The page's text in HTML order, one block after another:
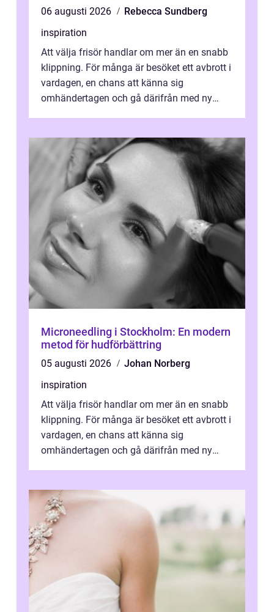
06 augusti 2026
Rebecca Sundberg
inspiration
Att välja frisör handlar om mer än en snabb
klippning. För många är besöket ett avbrott i
vardagen, en chans att känna sig
omhändertagen och gå därifrån med ny
Microneedling i Stockholm: En modern
metod för hudförbättring
05 augusti 2026
Johan Norberg
inspiration
Att välja frisör handlar om mer än en snabb
klippning. För många är besöket ett avbrott i
vardagen, en chans att känna sig
omhändertagen och gå därifrån med ny